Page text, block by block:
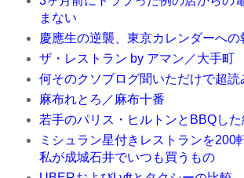
まない
慶應生の逆襲、東京カレンダーへの
ザ・レストラン by アマン／大手町
何そのクソブログ聞いただけで超読
麻布れとろ／麻布十番
若手のパリス・ヒルトンとBBQした
ミシュラン星付きレストランを200
私が成城石井でいつも買うもの